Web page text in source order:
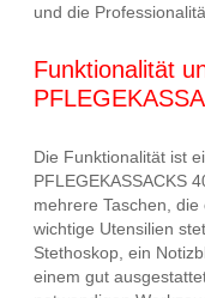
und die
Funktionalität
Die Funktionalität ist
PFLEGEKASSACKS
mehrere Taschen, die
wichtige Utensilien
Stethoskop, ein
einem gut